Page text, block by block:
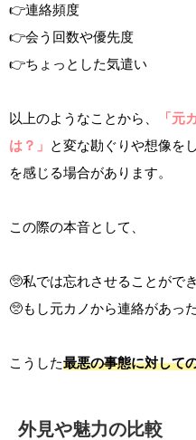
👉連絡頻度
👉会う回数や優先度
👉ちょっとした気遣い
以上のようなことから、
「元
は？」 と変な勘ぐりや想像を
を感じる場合があります。
この際の本音として、
🥺私では忘れさせることがで
🥺もし元カノから連絡があっ
こうした最悪の事態に対して
外見や魅力の比較